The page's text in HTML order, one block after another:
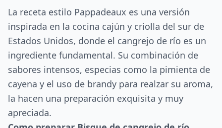
La receta estilo Pappadeaux es una versión
inspirada en la cocina cajún y criolla del sur de
Estados Unidos, donde el cangrejo de río es un
ingrediente fundamental. Su combinación de
sabores intensos, especias como la pimienta de
cayena y el uso de brandy para realzar su aroma,
la hacen una preparación exquisita y muy
apreciada.